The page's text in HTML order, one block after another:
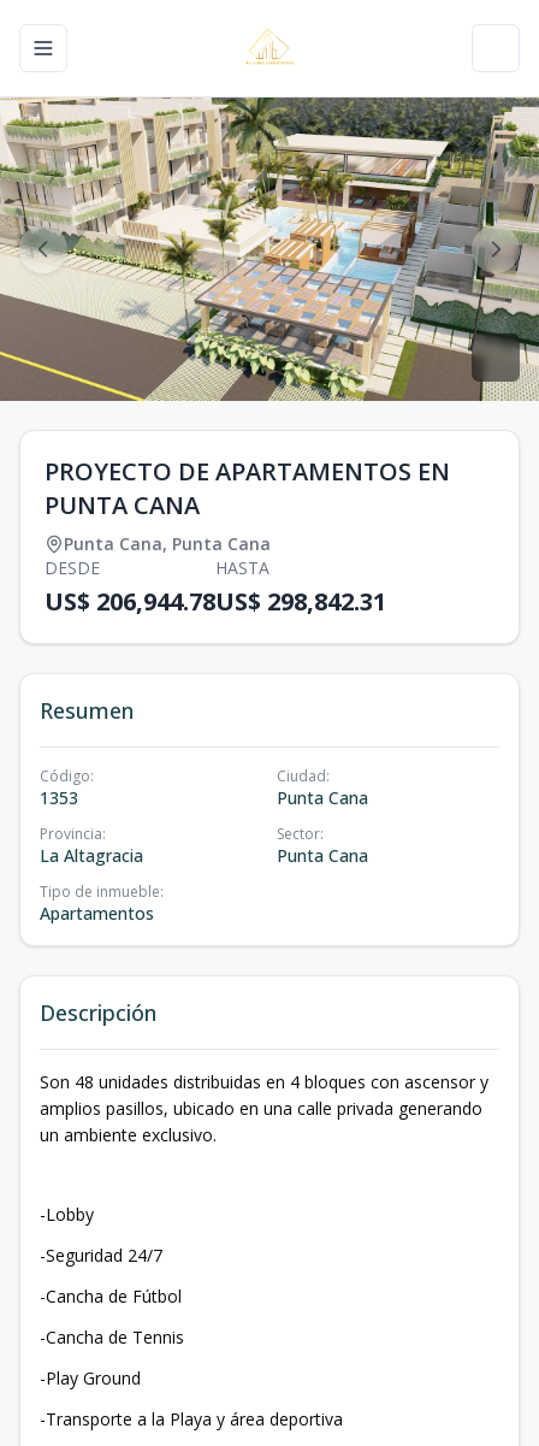
Toggle navigation menu
PROYECTO DE APARTAMENTOS EN
PUNTA CANA
Punta Cana, Punta Cana
DESDE
US$ 206,944.78
HASTA
US$ 298,842.31
Resumen
Código:
1353
Ciudad:
Punta Cana
Provincia:
La Altagracia
Sector:
Punta Cana
Tipo de inmueble:
Apartamentos
Descripción
Son 48 unidades distribuidas en 4 bloques con ascensor y
amplios pasillos, ubicado en una calle privada generando
un ambiente exclusivo.
-Lobby
-Seguridad 24/7
-Cancha de Fútbol
-Cancha de Tennis
-Play Ground
-Transporte a la Playa y área deportiva